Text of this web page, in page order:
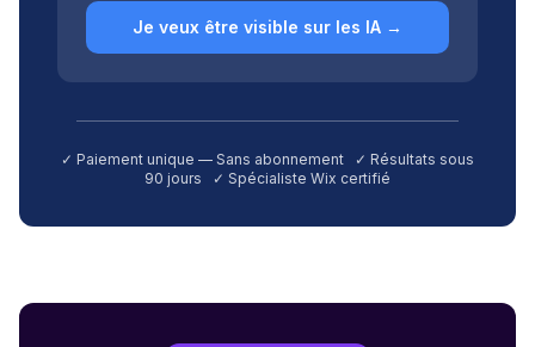
Je veux être visible sur les IA →
✓ Paiement unique — Sans abonnement ✓ Résultats sous
90 jours ✓ Spécialiste Wix certifié